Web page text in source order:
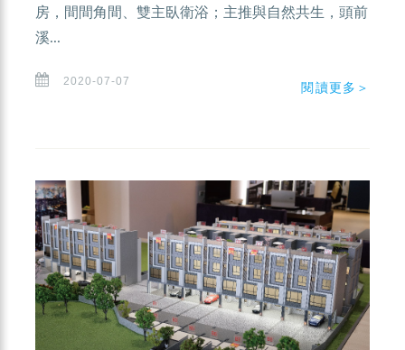
房，間間角間、雙主臥衛浴；主推與自然共生，頭前
溪...
2020-07-07 閱讀更多＞